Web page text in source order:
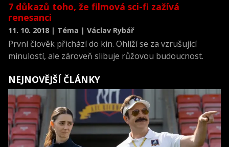
7 důkazů toho, že filmová sci-fi zažívá
renesanci
11. 10. 2018 | Téma | Václav Rybář
První člověk přichází do kin. Ohlíží se za vzrušující
minulostí, ale zároveň slibuje růžovou budoucnost.
NEJNOVĚJŠÍ ČLÁNKY